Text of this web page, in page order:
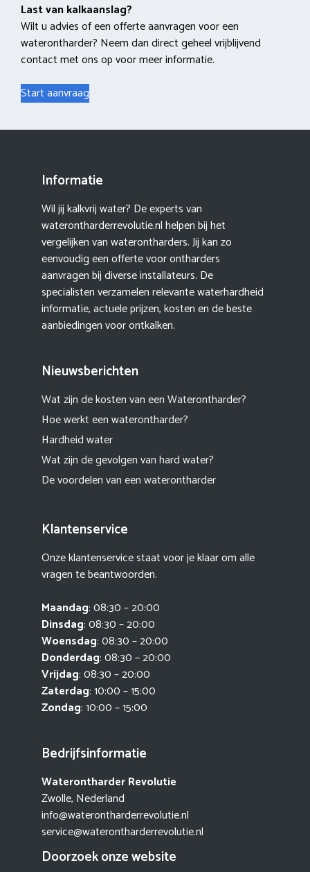
Last van kalkaanslag?
Wilt u advies of een offerte aanvragen voor een
waterontharder? Neem dan direct geheel vrijblijvend
contact met ons op voor meer informatie.
Start aanvraag
Informatie
Wil jij kalkvrij water? De experts van
waterontharderrevolutie.nl helpen bij het
vergelijken van waterontharders. Jij kan zo
eenvoudig een offerte voor ontharders
aanvragen bij diverse installateurs. De
specialisten verzamelen relevante waterhardheid
informatie, actuele prijzen, kosten en de beste
aanbiedingen voor ontkalken.
Nieuwsberichten
Wat zijn de kosten van een Waterontharder?
Hoe werkt een waterontharder?
Hardheid water
Wat zijn de gevolgen van hard water?
De voordelen van een waterontharder
Klantenservice
Onze klantenservice staat voor je klaar om alle
vragen te beantwoorden.
Maandag: 08:30 – 20:00
Dinsdag: 08:30 – 20:00
Woensdag: 08:30 – 20:00
Donderdag: 08:30 – 20:00
Vrijdag: 08:30 – 20:00
Zaterdag: 10:00 – 15:00
Zondag: 10:00 – 15:00
Bedrijfsinformatie
Waterontharder Revolutie
Zwolle, Nederland
info@waterontharderrevolutie.nl
service@waterontharderrevolutie.nl
Doorzoek onze website